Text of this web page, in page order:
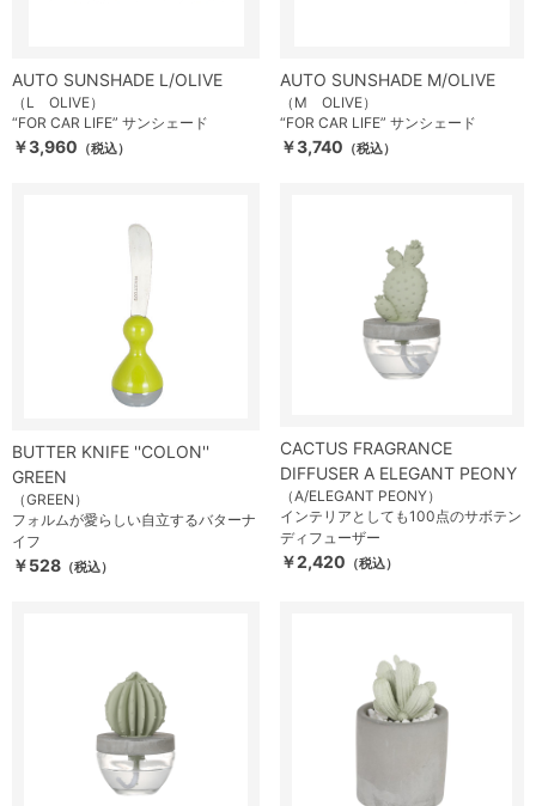
AUTO SUNSHADE L/OLIVE
（L OLIVE）
“FOR CAR LIFE” サンシェード
￥3,960 （税込）
AUTO SUNSHADE M/OLIVE
（M OLIVE）
“FOR CAR LIFE” サンシェード
￥3,740 （税込）
BUTTER KNIFE ''COLON''
GREEN
（GREEN）
フォルムが愛らしい自立するバターナ
イフ
￥528 （税込）
CACTUS FRAGRANCE
DIFFUSER A ELEGANT PEONY
（A/ELEGANT PEONY）
インテリアとしても100点のサボテン
ディフューザー
￥2,420 （税込）